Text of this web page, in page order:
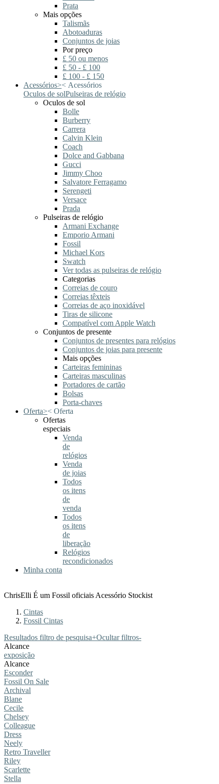
Prata
Mais opções
Talismãs
Abotoaduras
Conjuntos de joias
Por preço
£ 50 ou menos
£ 50 - £ 100
£ 100 - £ 150
Acessórios>< Acessórios
Oculos de solPulseiras de relógio
Oculos de sol
Bolle
Burberry
Carrera
Calvin Klein
Coach
Dolce and Gabbana
Gucci
Jimmy Choo
Salvatore Ferragamo
Serengeti
Versace
Prada
Pulseiras de relógio
Armani Exchange
Emporio Armani
Fossil
Michael Kors
Swatch
Ver todas as pulseiras de relógio
Categorias
Correias de couro
Correias têxteis
Correias de aço inoxidável
Tiras de silicone
Compatível com Apple Watch
Conjuntos de presente
Conjuntos de presentes para relógios
Conjuntos de joias para presente
Mais opções
Carteiras femininas
Carteiras masculinas
Portadores de cartão
Bolsas
Porta-chaves
Oferta>< Oferta
Ofertas
especiais
Venda
de
relógios
Venda
de joias
Todos
os itens
de
venda
Todos
os itens
de
liberação
Relógios
recondicionados
Minha conta
ChrisElli É um Fossil oficiais Acessório Stockist
Cintas
Fossil Cintas
Resultados filtro de pesquisa+Ocultar filtros-
Alcance
exposição
Alcance
Esconder
Fossil On Sale
Archival
Blane
Cecile
Chelsey
Colleague
Dress
Neely
Retro Traveller
Riley
Scarlette
Stella